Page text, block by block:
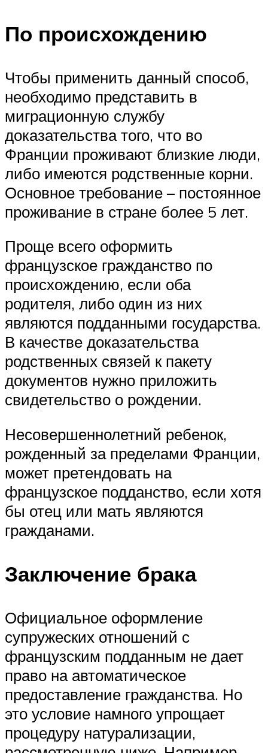
По происхождению
Чтобы применить данный способ,
необходимо представить в
миграционную службу
доказательства того, что во
Франции проживают близкие люди,
либо имеются родственные корни.
Основное требование – постоянное
проживание в стране более 5 лет.
Проще всего оформить
французское гражданство по
происхождению, если оба
родителя, либо один из них
являются подданными государства.
В качестве доказательства
родственных связей к пакету
документов нужно приложить
свидетельство о рождении.
Несовершеннолетний ребенок,
рожденный за пределами Франции,
может претендовать на
французское подданство, если хотя
бы отец или мать являются
гражданами.
Заключение брака
Официальное оформление
супружеских отношений с
французским подданным не дает
право на автоматическое
предоставление гражданства. Но
это условие намного упрощает
процедуру натурализации,